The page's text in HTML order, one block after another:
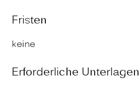
Fristen
keine
Erforderliche Unterlagen